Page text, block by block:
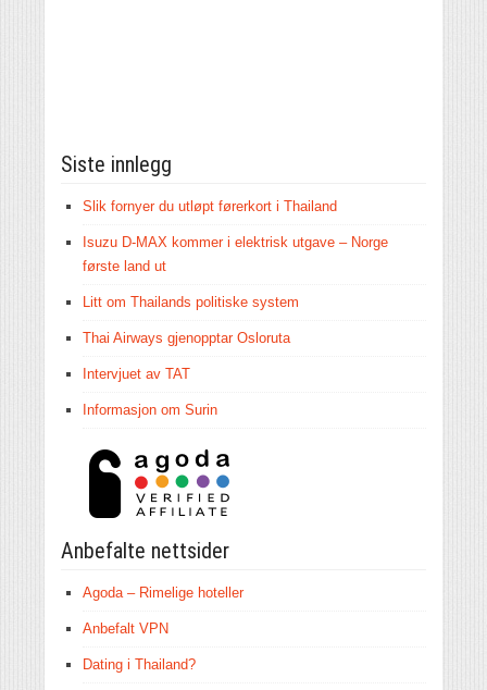
Siste innlegg
Slik fornyer du utløpt førerkort i Thailand
Isuzu D-MAX kommer i elektrisk utgave – Norge
første land ut
Litt om Thailands politiske system
Thai Airways gjenopptar Osloruta
Intervjuet av TAT
Informasjon om Surin
Anbefalte nettsider
Agoda – Rimelige hoteller
Anbefalt VPN
Dating i Thailand?